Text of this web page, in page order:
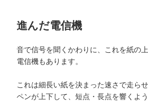
進んだ電信機
音で信号を聞くかわりに、これを紙の
電信機もあります。
これは細長い紙を決まった速さで走ら
ペンが上下して、短点・長点を響くよ